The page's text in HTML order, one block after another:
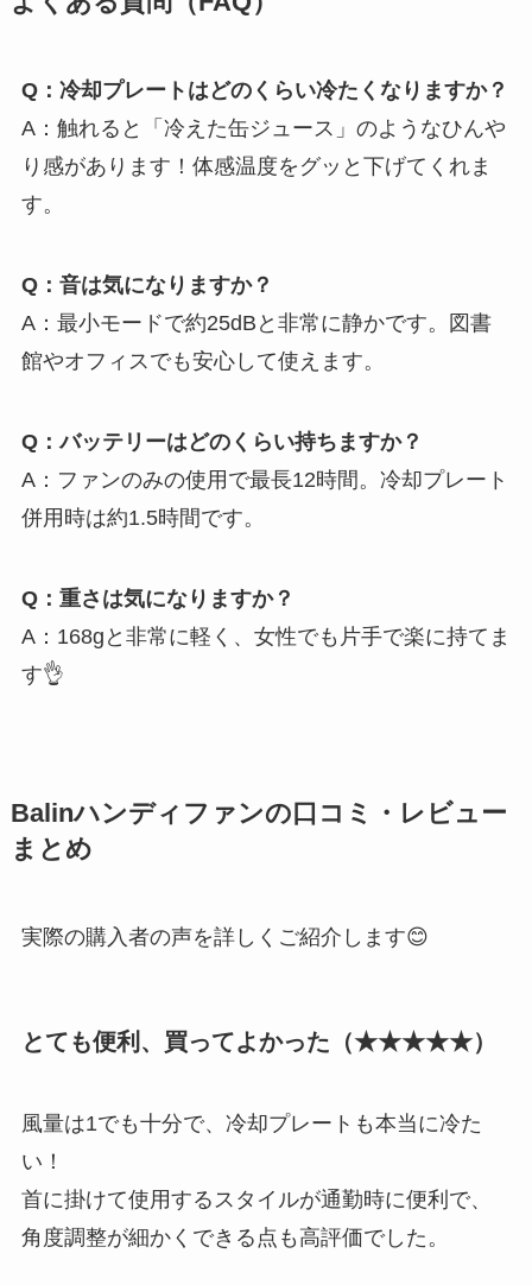
Q：冷却プレートはどのくらい冷たくなりますか？
A：触れると「冷えた缶ジュース」のようなひんや
り感があります！体感温度をグッと下げてくれま
す。
Q：音は気になりますか？
A：最小モードで約25dBと非常に静かです。図書
館やオフィスでも安心して使えます。
Q：バッテリーはどのくらい持ちますか？
A：ファンのみの使用で最長12時間。冷却プレート
併用時は約1.5時間です。
Q：重さは気になりますか？
A：168gと非常に軽く、女性でも片手で楽に持てま
す👌
Balinハンディファンの口コミ・レビュー
まとめ
実際の購入者の声を詳しくご紹介します😊
とても便利、買ってよかった（★★★★★）
風量は1でも十分で、冷却プレートも本当に冷た
い！
首に掛けて使用するスタイルが通勤時に便利で、
角度調整が細かくできる点も高評価でした。